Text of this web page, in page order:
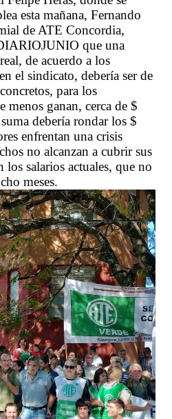
esta mañana, Fernando
de ATE Concordia,
que una
de acuerdo a los
el sindicato, debería ser de
para los
menos ganan, cerca de $
debería rondar los $
enfrentan una crisis
no alcanzan a cubrir sus
los salarios actuales, que no
meses.